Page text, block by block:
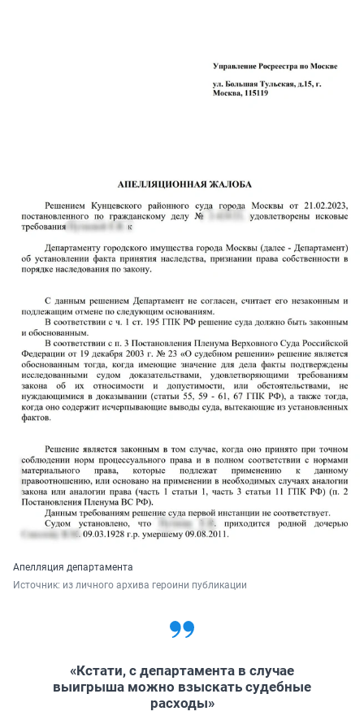
Апелляция департамента
Источник: из личного архива героини публикации
«Кстати, с департамента в случае
выигрыша можно взыскать судебные
расходы»